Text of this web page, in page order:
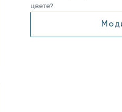
цвете?